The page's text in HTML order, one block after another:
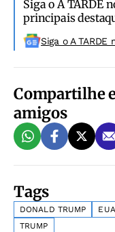
Siga o A TARDE
principais
Siga o A TARDE
Compartilhe
amigos
Tags
DONALD TRUMP EUA
TRUMP